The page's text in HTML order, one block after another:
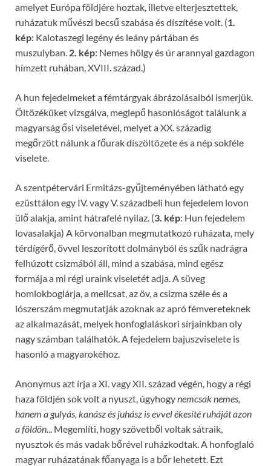
amelyet Európa földjére hoztak, illetve elterjesztettek,
ruházatuk művészi becsű szabása és díszítése volt. (1.
kép: Kalotaszegi legény és leány pártában és
muszulyban. 2. kép: Nemes hölgy és úr arannyal gazdagon
hímzett ruhában, XVIII. század.)
A hun fejedelmeket a fémtárgyak ábrázolásaiból ismerjük.
Öltözéküket vizsgálva, meglepő hasonlóságot találunk a
magyarság ősi viseletével, melyet a XX. századig
megőrzött nálunk a főurak díszöltözete és a nép sokféle
viselete.
A szentpétervári Ermitázs-gyűjteményében látható egy
ezüsttálon egy IV. vagy V. századbeli hun fejedelem lovon
ülő alakja, amint hátrafelé nyilaz. (3. kép: Hun fejedelem
lovasalakja) A körvonalban megmutatkozó ruházata, mely
térdígérő, övvel leszorított dolmányból és szűk nadrágra
felhúzott csizmából áll, mind a szabása, mind egész
formája a mi régi uraink viseletét adja. A süveg
homlokboglárja, a mellcsat, az öv, a csizma széle és a
lószerszám megmutatják azoknak az apró fémvereteknek
az alkalmazását, melyek honfoglaláskori sírjainkban oly
nagy számban találhatók. A fejedelem bajuszviselete is
hasonló a magyarokéhoz.
Anonymus azt írja a XI. vagy XII. század végén, hogy a régi
haza földjén sok volt a nyuszt, úgyhogynemcsak nemes,
hanem a gulyás, kanász és juhász is evvel ékesíté ruháját azon
a földön... Megemlíti, hogy szövetből voltak sátraik,
nyusztok és más vadak bőrével ruházkodtak. A honfoglaló
magyar ruházatának főanyaga is a bőr lehetett. Ezt